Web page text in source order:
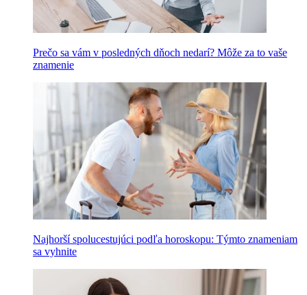
Prečo sa vám v posledných dňoch nedarí? Môže za to vaše
znamenie
Najhorší spolucestujúci podľa horoskopu: Týmto znameniam
sa vyhnite